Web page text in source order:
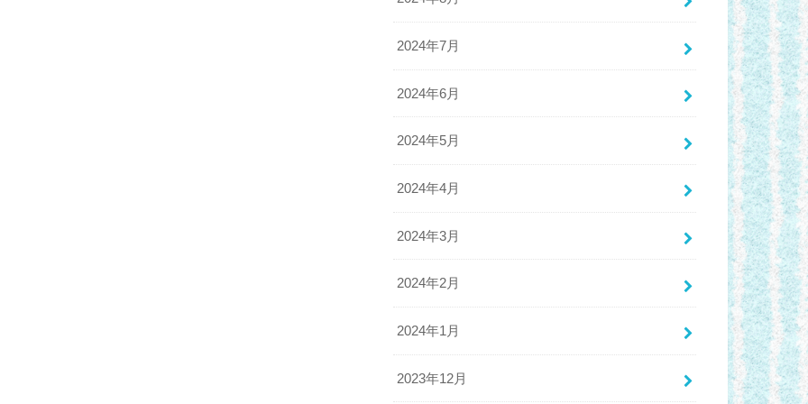
2024年7月
2024年6月
2024年5月
2024年4月
2024年3月
2024年2月
2024年1月
2023年12月